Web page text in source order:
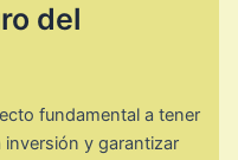
del
fundamental a tener
y garantizar